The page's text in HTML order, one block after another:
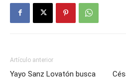
Artículo anterior
Yayo Sanz Lovatón busca